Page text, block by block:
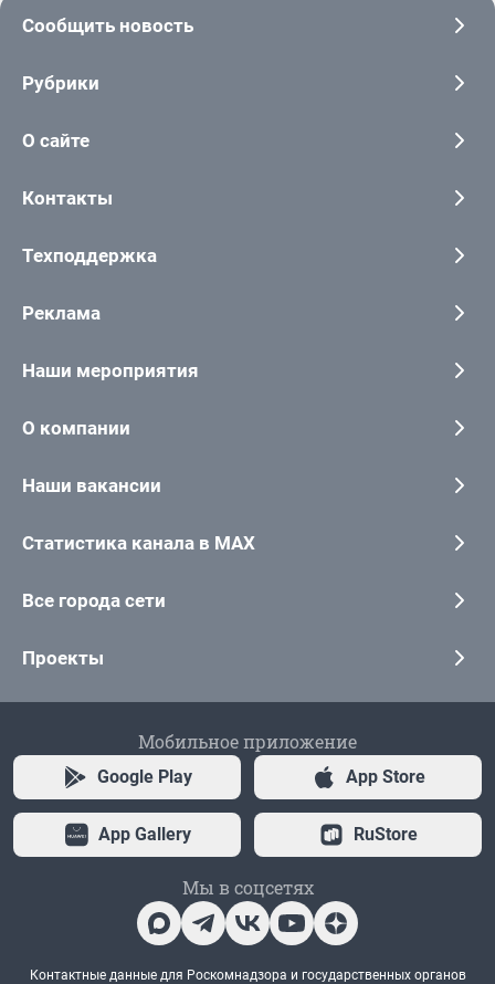
Сообщить новость
Рубрики
О сайте
Контакты
Техподдержка
Реклама
Наши мероприятия
О компании
Наши вакансии
Статистика канала в MAX
Все города сети
Проекты
Мобильное приложение
Google Play App Store
App Gallery RuStore
Мы в соцсетях
Контактные данные для Роскомнадзора и государственных органов